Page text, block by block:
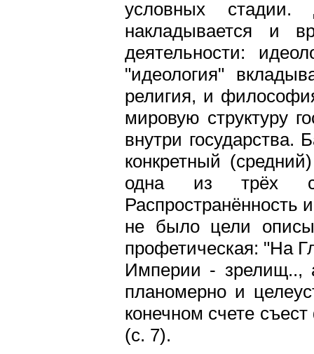
условных стадии.
накладывается и
деятельности:
"идеология"
религия, и
мировую структуру
внутри государства.
конкретный
одна из трёх
Распространённость
не было цели
профетическая: "На
Империи - зрелищ..,
планомерно и
конечном счете
(с. 7).